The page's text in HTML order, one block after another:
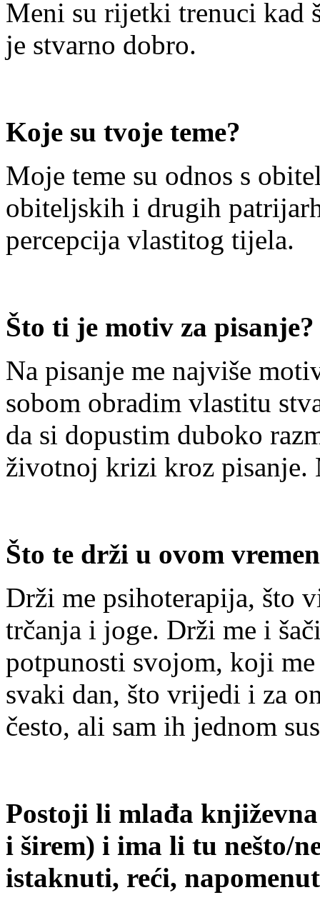
Meni su rijetki trenuci kad
je stvarno dobro.
Koje su tvoje teme?
Moje teme su odnos s
obiteljskih i drugih
percepcija vlastitog tijela.
Što ti je motiv za pisanje?
Na pisanje me najviše
sobom obradim vlastitu
da si dopustim duboko
životnoj krizi kroz
Što te drži u ovom
Drži me psihoterapija, što
trčanja i joge. Drži me i
potpunosti svojom, koji
svaki dan, što vrijedi i za
često, ali sam ih jednom
Postoji li mlađa
i širem) i ima li tu nešto/
istaknuti, reći,